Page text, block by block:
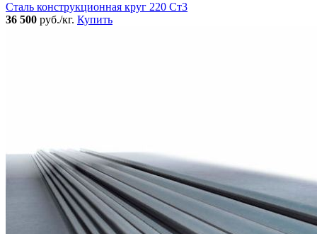
Сталь конструкционная круг 220 Ст3
36 500 руб./кг. Купить